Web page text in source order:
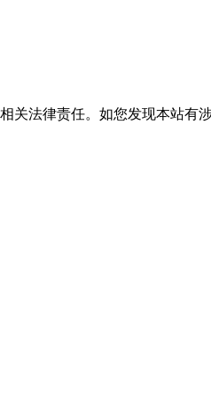
关法律责任。如您发现本站有